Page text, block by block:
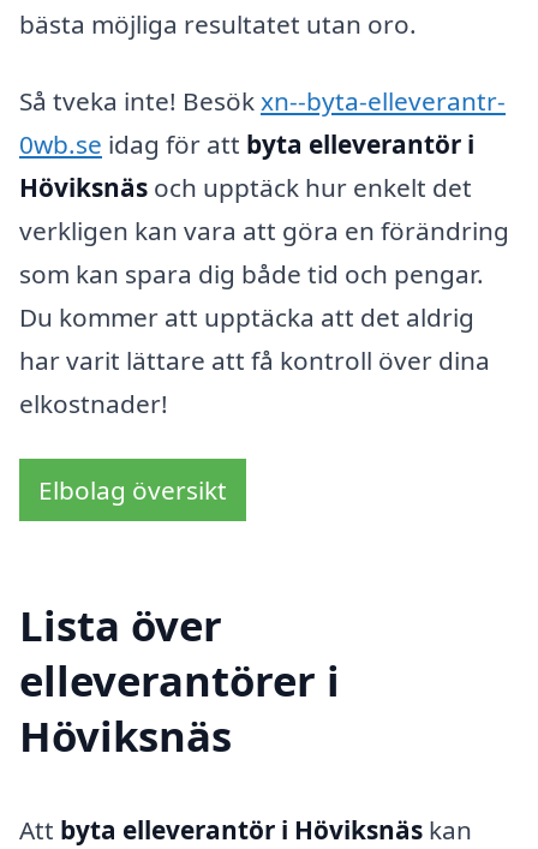
bästa möjliga resultatet utan oro.
Så tveka inte! Besökxn--byta-elleverantr-
0wb.se idag för att byta elleverantör i
Höviksnäs och upptäck hur enkelt det
verkligen kan vara att göra en förändring
som kan spara dig både tid och pengar.
Du kommer att upptäcka att det aldrig
har varit lättare att få kontroll över dina
elkostnader!
Elbolag översikt
Lista över
elleverantörer i
Höviksnäs
Att byta elleverantör i Höviksnäs kan